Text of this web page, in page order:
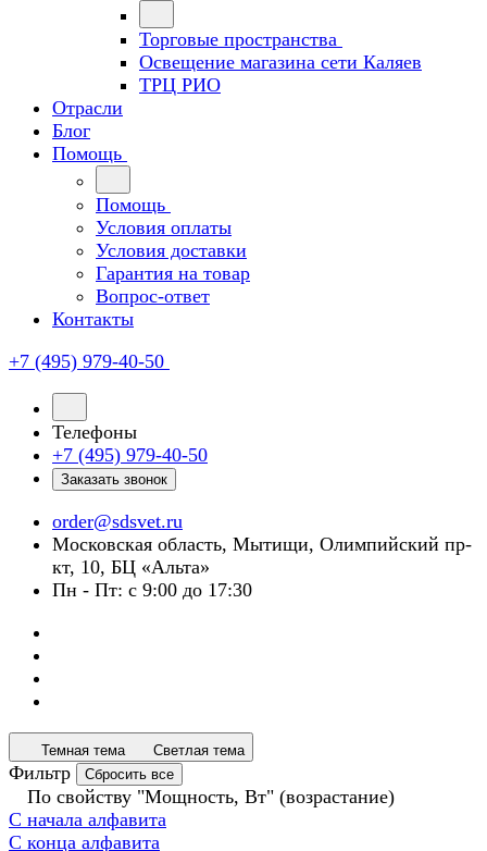
Торговые пространства
Освещение магазина сети Каляев
ТРЦ РИО
Отрасли
Блог
Помощь
Помощь
Условия оплаты
Условия доставки
Гарантия на товар
Вопрос-ответ
Контакты
+7 (495) 979-40-50
Телефоны
+7 (495) 979-40-50
Заказать звонок
order@sdsvet.ru
Московская область, Мытищи, Олимпийский пр-
кт, 10, БЦ «Альта»
Пн - Пт: с 9:00 до 17:30
Темная тема Светлая тема
Фильтр Сбросить все
По свойству "Мощность, Вт" (возрастание)
С начала алфавита
С конца алфавита